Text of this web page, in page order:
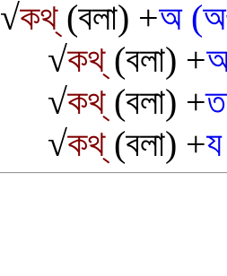
√কথ্(বলা) +অ
√কথ্(বলা) +
√কথ্(বলা) +
√কথ্(বলা) +